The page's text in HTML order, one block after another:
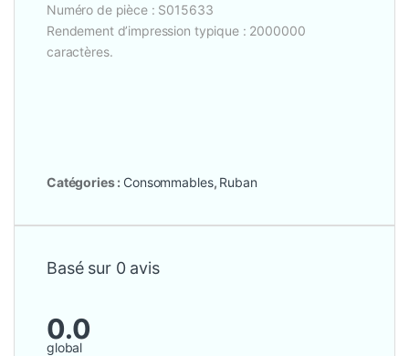
Numéro de pièce : S015633
Rendement d’impression typique : 2000000
caractères.
Catégories : Consommables, Ruban
Basé sur 0 avis
0.0
global